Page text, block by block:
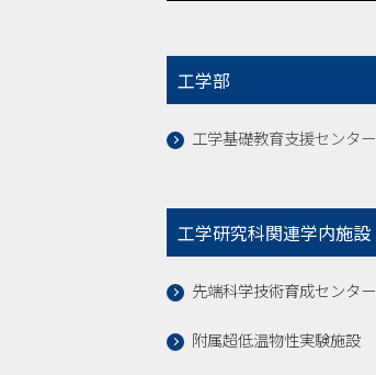
工学部
工学基礎教育支援センター
工学研究科関連学内施設
先端科学技術育成センター
附属超低温物性実験施設